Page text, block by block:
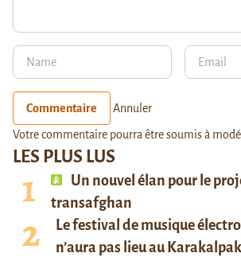
LES PLUS LUS
Un nouvel élan pour le
transafghan
Le festival de musique
n’aura pas lieu au
Commentaire Annuler
Votre commentaire pourra être soumis à